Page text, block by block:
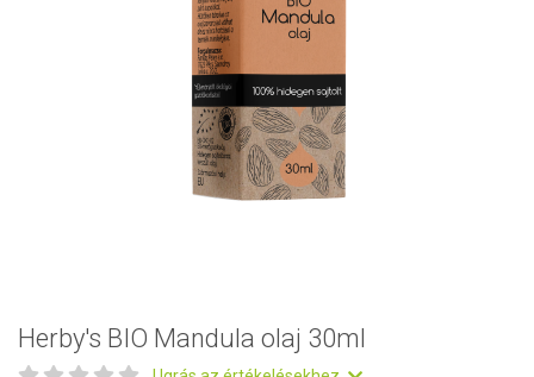
Herby's BIO Mandula olaj 30ml